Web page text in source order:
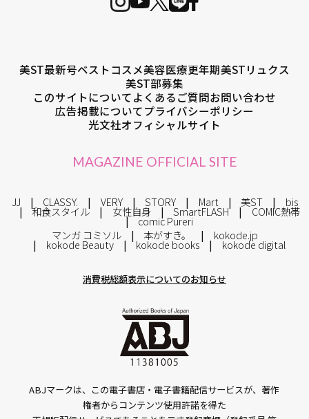
美ST最新号ベストコスメ美容医療更年期美STリュクス
美ST部募集
このサイトについてよくあるご質問お問い合わせ
広告掲載についてプライバシーポリシー
光文社オフィシャルサイト
MAGAZINE OFFICIAL SITE
JJ CLASSY. VERY STORY Mart 美ST bis
和食スタイル 女性自身 SmartFLASH COMIC熱帯
comic Pureri
マンガ コミソル
本がすき。 kokode.jp
kokode Beauty kokode books kokode digital
消費税総額表示についてのお知らせ
ABJマークは、この電子書店・電子書籍配信サービスが、著作
権者からコンテンツ使用許諾を得た